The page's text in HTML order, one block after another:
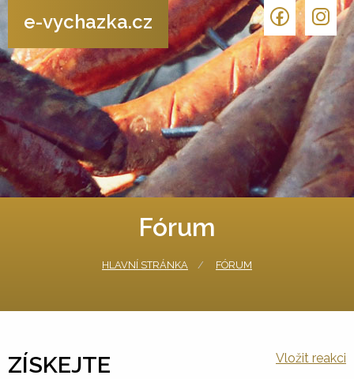
e-vychazka.cz
Fórum
HLAVNÍ STRÁNKA FÓRUM
ZÍSKEJTE
Vložit reakci